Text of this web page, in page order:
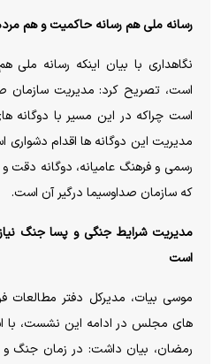
رسانه ملی هم رسانه حاکمیت و هم
نگاهداری با بیان اینکه رسانه
است، تصریح کرد: مدیریت سازمان
است چراکه در این مسیر با دوگانه
مدیریت این دوگانه ها اقدام
رسمی و فرهنگ عامیانه، دوگانه
که سازمان صداوسیما درگیر آن است.
مدیریت شرایط جنگی و پسا جنگ
است
موسی بیات، مدیرکل دفتر مطالعات
های مجلس در ادامه این نشست، با
رمضان، بیان داشت: در زمان جنگ و